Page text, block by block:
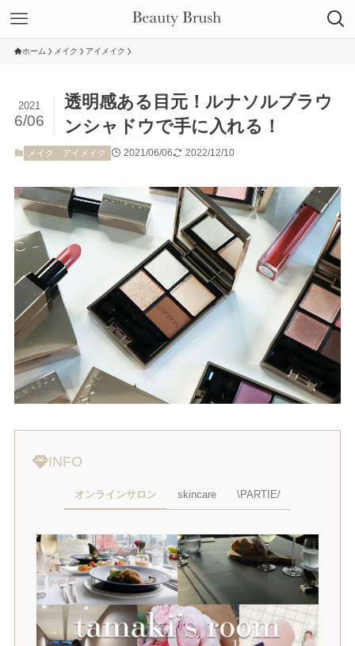
ホーム メイク アイメイク
透明感ある目元！ルナソルブラウ
ンシャドウで手に入れる！
2021
6/06
メイク アイメイク 2021/06/06 2022/12/10
INFO
オンラインサロン skincare \PARTIE/